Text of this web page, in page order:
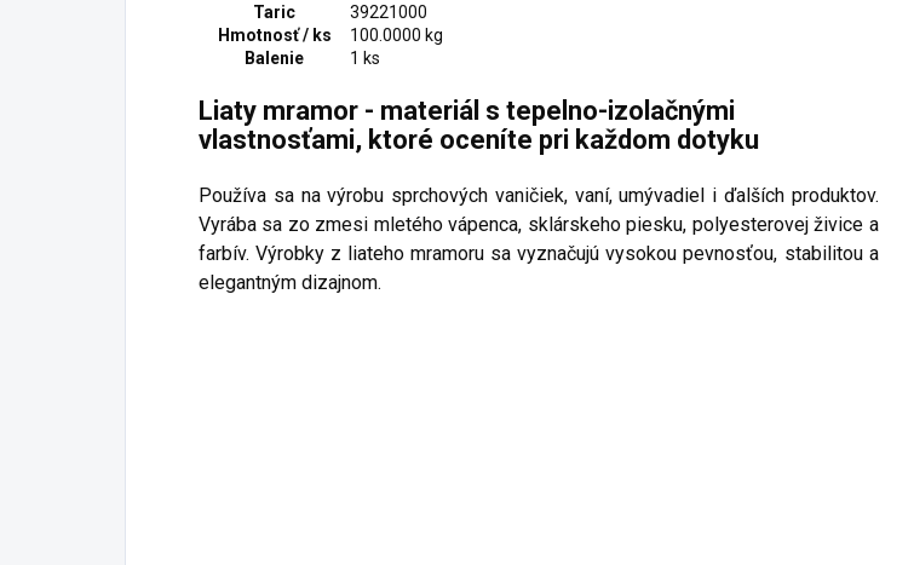
Taric
39221000
Hmotnosť / ks
100.0000 kg
Balenie
1 ks
Liaty mramor - materiál s tepelno-izolačnými
vlastnosťami, ktoré oceníte pri každom dotyku
Používa sa na výrobu sprchových vaničiek, vaní, umývadiel i ďalších produktov.
Vyrába sa zo zmesi mletého vápenca, sklárskeho piesku, polyesterovej živice a
farbív. Výrobky z liateho mramoru sa vyznačujú vysokou pevnosťou, stabilitou a
elegantným dizajnom.